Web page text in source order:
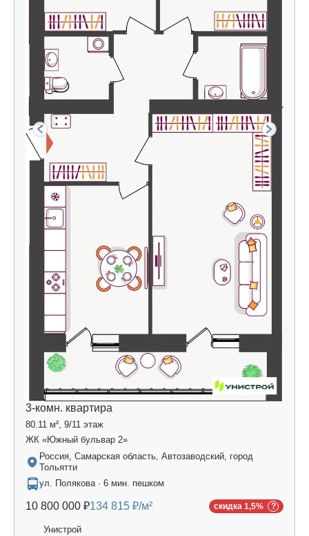
3-комн. квартира
80.11 м², 9/11 этаж
ЖК «Южный бульвар 2»
Россия, Самарская область, Автозаводский, город
Тольятти
ул. Полякова · 6 мин. пешком
10 800 000 ₽134 815 ₽/м² скидка 1,5%
Унистрой